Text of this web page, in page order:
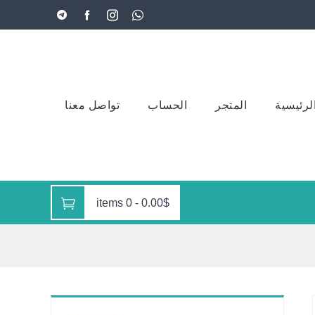
المتجر الحساب تواصل معنا
0.00$
-
0 items